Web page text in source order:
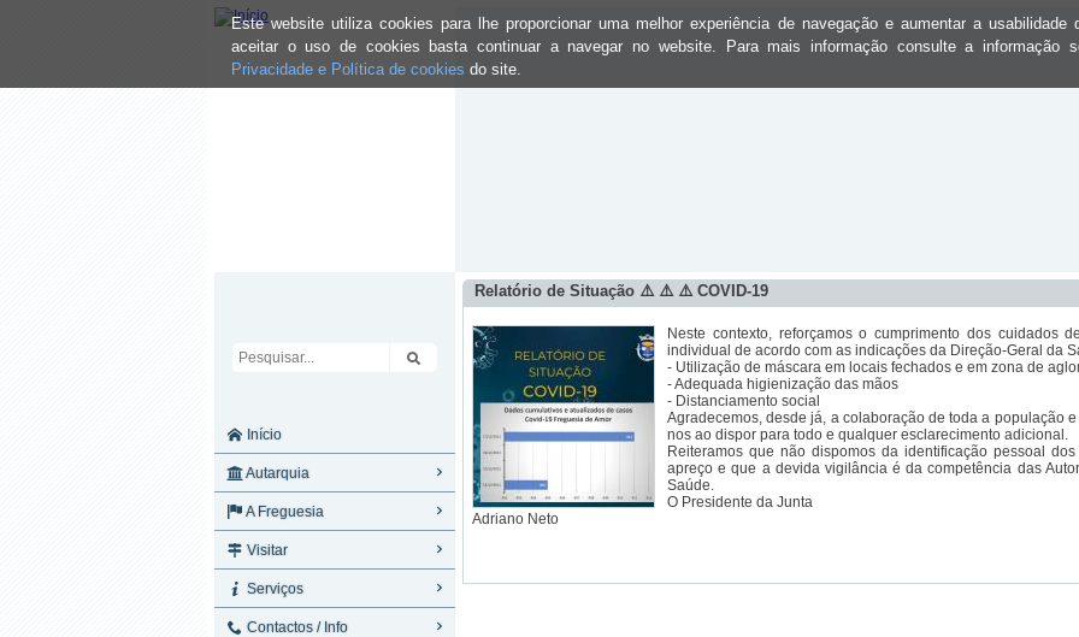
Este website utiliza cookies para lhe proporcionar uma melhor experiência de navegação e aumentar a usabilidade
aceitar o uso de cookies basta continuar a navegar no website. Para mais informação consulte a informação
Privacidade e Política de cookies do site.
Início
Autarquia
A Freguesia
Visitar
Serviços
Contactos / Info
Relatório de Situação ⚠️ ⚠️ ⚠️ COVID-19
Neste contexto, reforçamos o cumprimento dos cuidados
individual de acordo com as indicações da Direção-Geral da
- Utilização de máscara em locais fechados e em zona de
- Adequada higienização das mãos
- Distanciamento social
Agradecemos, desde já, a colaboração de toda a população
nos ao dispor para todo e qualquer esclarecimento adicional.
Reiteramos que não dispomos da identificação pessoal
apreço e que a devida vigilância é da competência das
Saúde.
O Presidente da Junta
Adriano Neto